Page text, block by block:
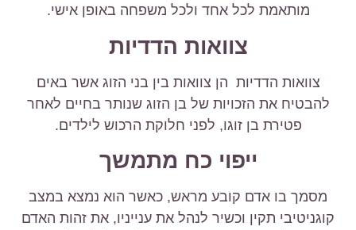
מותאמת לכל אחד ולכל משפחה באופן אישי.
צוואות הדדיות
צוואות הדדיות הן צוואות בין בני הזוג אשר באים
להבטיח את הזכויות של בן הזוג שנותר בחיים לאחר
פטירת בן זוגו, לפני חלוקת הרכוש לילדים.
ייפוי כח מתמשך
מסמך בו אדם קובע מראש, כאשר הוא נמצא במצב
קוגניטיבי תקין וכשיר לנהל את ענייניו, את זהות האדם